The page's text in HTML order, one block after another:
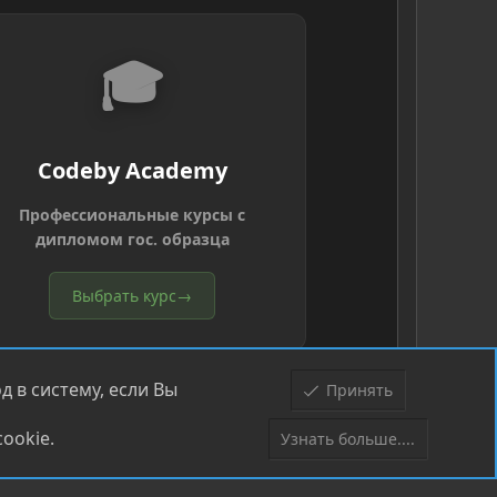
🎓
Codeby Academy
Профессиональные курсы с
дипломом гос. образца
Выбрать курс→
Верх
в систему, если Вы
Принять
Узнать больше....